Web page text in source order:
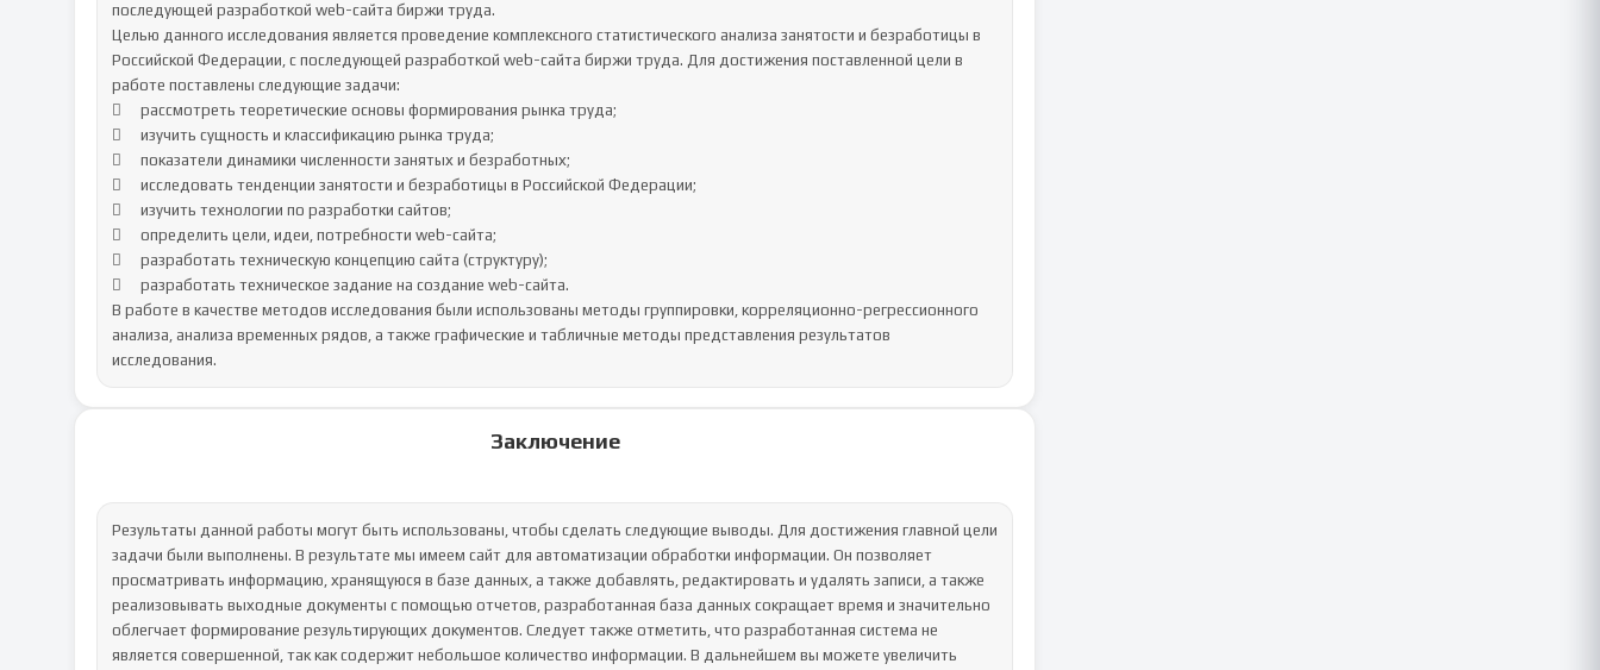
последующей разработкой web-сайта биржи труда.
Целью данного исследования является проведение комплексного статистического анализа занятости и безработицы в
Российской Федерации, с последующей разработкой web-сайта биржи труда. Для достижения поставленной цели в
работе поставлены следующие задачи:
	рассмотреть теоретические основы формирования рынка труда;
	изучить сущность и классификацию рынка труда;
	показатели динамики численности занятых и безработных;
	исследовать тенденции занятости и безработицы в Российской Федерации;
	изучить технологии по разработки сайтов;
	определить цели, идеи, потребности web-сайта;
	разработать техническую концепцию сайта (структуру);
	разработать техническое задание на создание web-сайта.
В работе в качестве методов исследования были использованы методы группировки, корреляционно-регрессионного
анализа, анализа временных рядов, а также графические и табличные методы представления результатов
исследования.
Заключение
Результаты данной работы могут быть использованы, чтобы сделать следующие выводы. Для достижения главной цели
задачи были выполнены. В результате мы имеем сайт для автоматизации обработки информации. Он позволяет
просматривать информацию, хранящуюся в базе данных, а также добавлять, редактировать и удалять записи, а также
реализовывать выходные документы с помощью отчетов, разработанная база данных сокращает время и значительно
облегчает формирование результирующих документов. Следует также отметить, что разработанная система не
является совершенной, так как содержит небольшое количество информации. В дальнейшем вы можете увеличить